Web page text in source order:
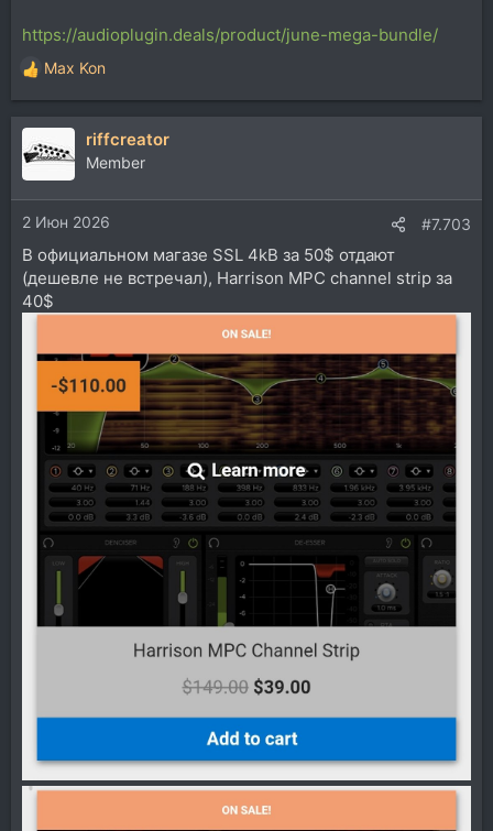
https://audioplugin.deals/product/june-mega-bundle/
Р
е
а
ц
и
и
:
Max Kon
riffcreator
Member
2 Июн 2026 #7.703
В официальном магазе SSL 4kB за 50$ отдают
(дешевле не встречал), Harrison MPC channel strip за
40$